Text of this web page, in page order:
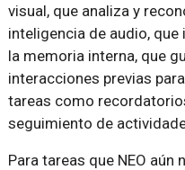
visual, que analiza y
inteligencia de audio,
la memoria interna, que
interacciones previas
tareas como
seguimiento de
Para tareas que NEO